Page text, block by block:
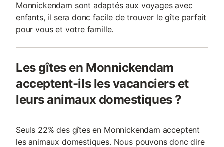
Monnickendam sont adaptés aux voyages avec
enfants, il sera donc facile de trouver le gîte parfait
pour vous et votre famille.
Les gîtes en Monnickendam
acceptent-ils les vacanciers et
leurs animaux domestiques ?
Seuls 22% des gîtes en Monnickendam acceptent
les animaux domestiques. Nous pouvons donc dire